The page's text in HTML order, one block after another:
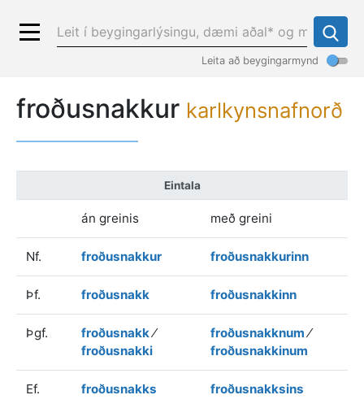
Leita að beygingarmynd
froðusnakkur karlkynsnafnorð
Eintala
án greinis með greini
Nf. froðusnakkur froðusnakkurinn
Þf. froðusnakk froðusnakkinn
Þgf. froðusnakk⁄
froðusnakki
froðusnakknum⁄
froðusnakkinum
Ef. froðusnakks froðusnakksins